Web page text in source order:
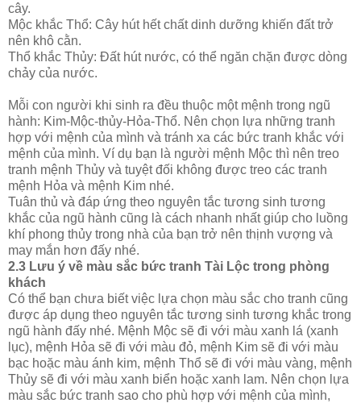
cây.
Mộc khắc Thổ: Cây hút hết chất dinh dưỡng khiến đất trở
nên khô cằn.
Thổ khắc Thủy: Đất hút nước, có thể ngăn chặn được dòng
chảy của nước.
Mỗi con người khi sinh ra đều thuộc một mệnh trong ngũ
hành: Kim-Mộc-thủy-Hỏa-Thổ. Nên chọn lựa những tranh
hợp với mệnh của mình và tránh xa các bức tranh khắc với
mệnh của mình. Ví dụ bạn là người mệnh Mộc thì nên treo
tranh mệnh Thủy và tuyệt đối không được treo các tranh
mệnh Hỏa và mệnh Kim nhé.
Tuân thủ và đáp ứng theo nguyên tắc tương sinh tương
khắc của ngũ hành cũng là cách nhanh nhất giúp cho luồng
khí phong thủy trong nhà của bạn trở nên thịnh vượng và
may mắn hơn đấy nhé.
2.3 Lưu ý về màu sắc bức tranh Tài Lộc trong phòng
khách
Có thể bạn chưa biết việc lựa chọn màu sắc cho tranh cũng
được áp dụng theo nguyên tắc tương sinh tương khắc trong
ngũ hành đấy nhé. Mệnh Mộc sẽ đi với màu xanh lá (xanh
lục), mệnh Hỏa sẽ đi với màu đỏ, mệnh Kim sẽ đi với màu
bạc hoặc màu ánh kim, mệnh Thổ sẽ đi với màu vàng, mệnh
Thủy sẽ đi với màu xanh biển hoặc xanh lam. Nên chọn lựa
màu sắc bức tranh sao cho phù hợp với mệnh của mình,